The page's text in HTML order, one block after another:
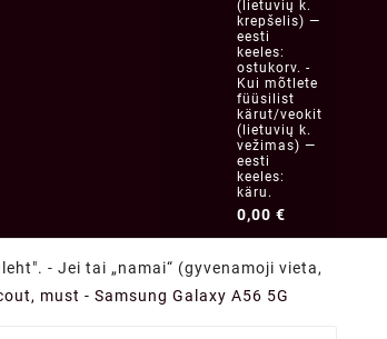
(lietuvių k.
krepšelis) —
eesti
keeles:
ostukorv. -
Kui mõtlete
füüsilist
kärut/veokit
(lietuvių k.
vežimas) —
eesti
keeles:
käru.
0,00 €
- Jei tai „namai“ (gyvenamoji vieta,
must - Samsung Galaxy A56 5G